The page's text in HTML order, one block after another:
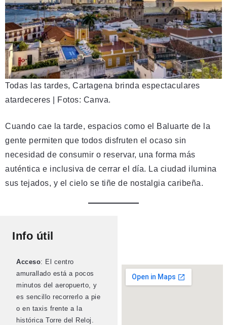
Todas las tardes, Cartagena brinda espectaculares
atardeceres | Fotos: Canva.
Cuando cae la tarde, espacios como el Baluarte de la
gente permiten que todos disfruten el ocaso sin
necesidad de consumir o reservar, una forma más
auténtica e inclusiva de cerrar el día. La ciudad ilumina
sus tejados, y el cielo se tiñe de nostalgia caribeña.
Info útil
Acceso: El centro
amurallado está a pocos
minutos del aeropuerto, y
es sencillo recorrerlo a pie
o en taxis frente a la
histórica Torre del Reloj.